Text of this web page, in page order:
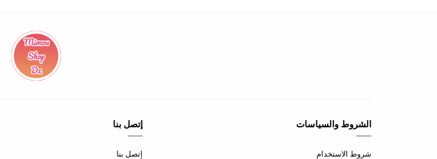
الشروط والسياسات
شروط الاستخدام
إتصل بنا
إتصل بنا